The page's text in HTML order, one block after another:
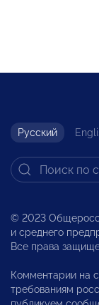
Русский
© 2023
и среднего
Все права
Комментарии на
требованиям